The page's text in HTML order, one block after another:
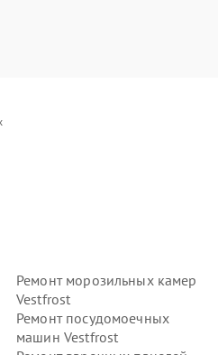
Ремонт морозильных камер
Vestfrost
Ремонт посудомоечных
машин Vestfrost